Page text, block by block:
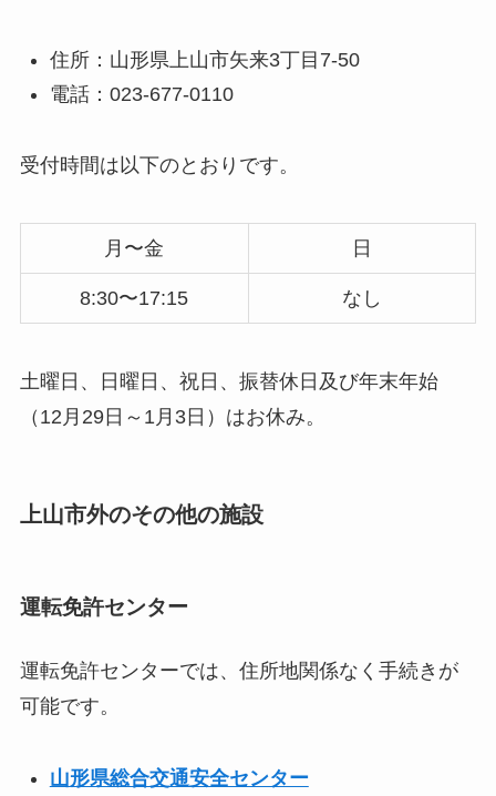
住所：山形県上山市矢来3丁目7-50
電話：023-677-0110
受付時間は以下のとおりです。
月〜金 日
8:30〜17:15 なし
土曜日、日曜日、祝日、振替休日及び年末年始
（12月29日～1月3日）はお休み。
上山市外のその他の施設
運転免許センター
運転免許センターでは、住所地関係なく手続きが
可能です。
山形県総合交通安全センター